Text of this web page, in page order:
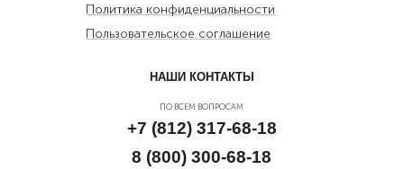
Политика конфиденциальности
Пользовательское соглашение
НАШИ КОНТАКТЫ
ПО ВСЕМ ВОПРОСАМ
+7 (812) 317-68-18
8 (800) 300-68-18